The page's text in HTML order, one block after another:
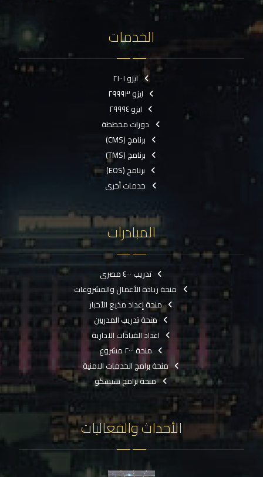
الخدمات
ايزو ٢١٠٠١
ايزو ٢٩٩٩٣
ايزو ٢٩٩٩٤
دورات مخططة
برنامج (CMS)
برنامج (TMS)
برنامج (EOS)
خدمات أخرى
المبادرات
تدريب ٤٠٠٠ مصري
منحة ريادة الأعمال والمشروعات
منحة إعداد مذيع الأخبار
منحة تدريب المدربين
اعداد القيادات الادارية
منحة ٢٠٠٠ مشروع
منحة برامج الخدمات الامنية
منحة برامج سيسكو
الأحداث والفعاليات